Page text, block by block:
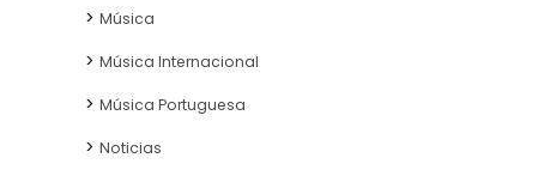
Música
Música Internacional
Música Portuguesa
Noticias